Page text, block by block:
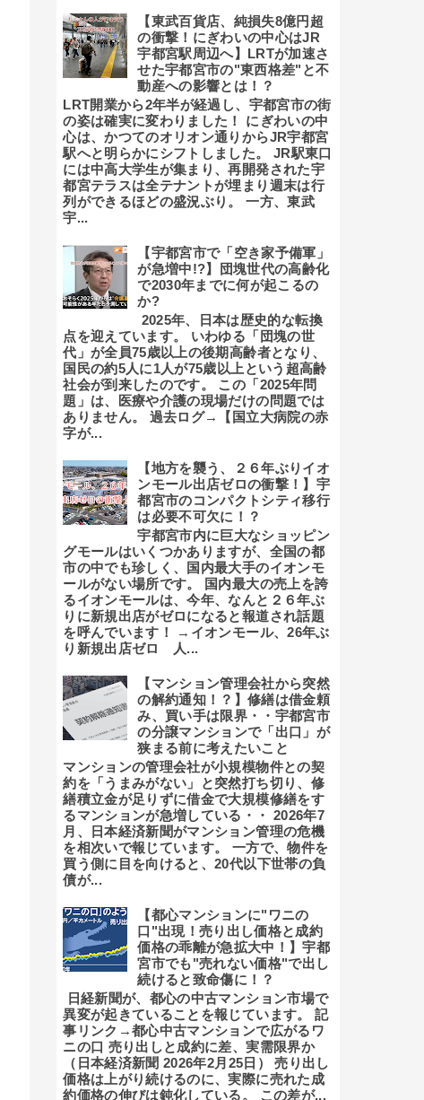
【東武百貨店、純損失8億円超
の衝撃！にぎわいの中心はJR
宇都宮駅周辺へ】LRTが加速さ
せた宇都宮市の"東西格差"と不
動産への影響とは！？
LRT開業から2年半が経過し、宇都宮市の街
の姿は確実に変わりました！ にぎわいの中
心は、かつてのオリオン通りからJR宇都宮
駅へと明らかにシフトしました。 JR駅東口
には中高大学生が集まり、再開発された宇
都宮テラスは全テナントが埋まり週末は行
列ができるほどの盛況ぶり。 一方、東武
宇...
【宇都宮市で「空き家予備軍」
が急増中!?】団塊世代の高齢化
で2030年までに何が起こるの
か?
2025年、日本は歴史的な転換
点を迎えています。 いわゆる「団塊の世
代」が全員75歳以上の後期高齢者となり、
国民の約5人に1人が75歳以上という超高齢
社会が到来したのです。 この「2025年問
題」は、医療や介護の現場だけの問題では
ありません。 過去ログ→【国立大病院の赤
字が...
【地方を襲う、２６年ぶりイオ
ンモール出店ゼロの衝撃！】宇
都宮市のコンパクトシティ移行
は必要不可欠に！？
宇都宮市内に巨大なショッピン
グモールはいくつかありますが、全国の都
市の中でも珍しく、国内最大手のイオンモ
ールがない場所です。 国内最大の売上を誇
るイオンモールは、今年、なんと２６年ぶ
りに新規出店がゼロになると報道され話題
を呼んでいます！ →イオンモール、26年ぶ
り新規出店ゼロ 人...
【マンション管理会社から突然
の解約通知！？】修繕は借金頼
み、買い手は限界・・宇都宮市
の分譲マンションで「出口」が
狭まる前に考えたいこと
マンションの管理会社が小規模物件との契
約を「うまみがない」と突然打ち切り、修
繕積立金が足りずに借金で大規模修繕をす
るマンションが急増している・・ 2026年7
月、日本経済新聞がマンション管理の危機
を相次いで報じています。 一方で、物件を
買う側に目を向けると、20代以下世帯の負
債が...
【都心マンションに"ワニの
口"出現！売り出し価格と成約
価格の乖離が急拡大中！】宇都
宮市でも"売れない価格"で出し
続けると致命傷に！？
日経新聞が、都心の中古マンション市場で
異変が起きていることを報じています。 記
事リンク→都心中古マンションで広がるワ
ニの口 売り出しと成約に差、実需限界か
（日本経済新聞 2026年2月25日） 売り出し
価格は上がり続けるのに、実際に売れた成
約価格の伸びは鈍化している。 この差が...